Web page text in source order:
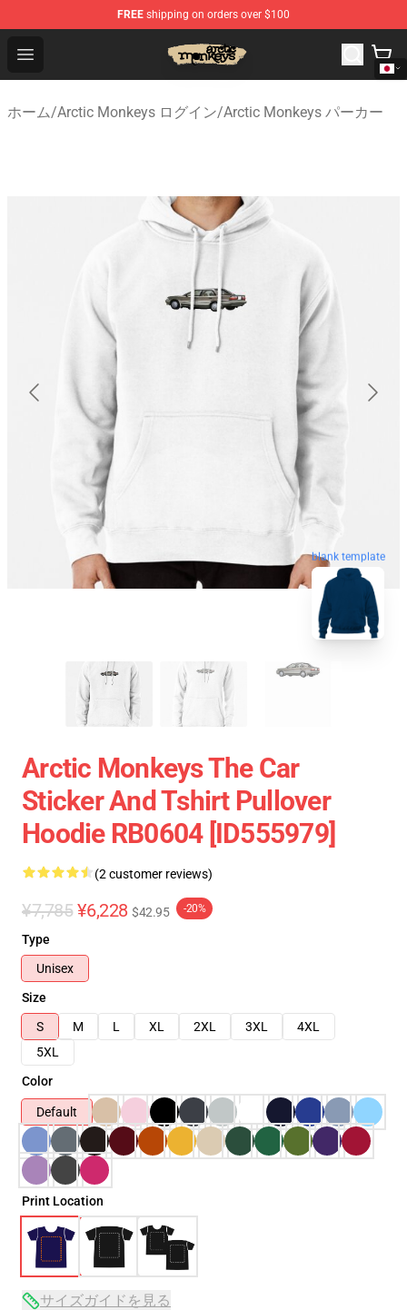
FREE shipping on orders over $100
Open menu
Arctic Monkeys Store - Official Arctic Monkeys
ホーム/Arctic Monkeys ログイン/Arctic Monkeys パーカー
blank template
Arctic Monkeys The Car
Sticker And Tshirt Pullover
Hoodie RB0604 [ID555979]
(2 customer reviews)
¥7,785 ¥6,228 $42.95 -20%
Type
Unisex
Size
S
M L XL 2XL 3XL
4XL
5XL
Color
Default
Print Location
サイズガイドを見る